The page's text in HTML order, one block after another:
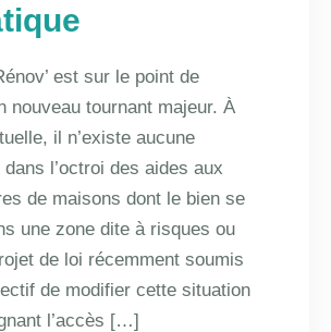
est sur le point de
nouveau tournant majeur. À
il n’existe aucune
l’octroi des aides aux
de maisons dont le bien se
une zone dite à risques ou
de loi récemment soumis
de modifier cette situation
l’accès […]